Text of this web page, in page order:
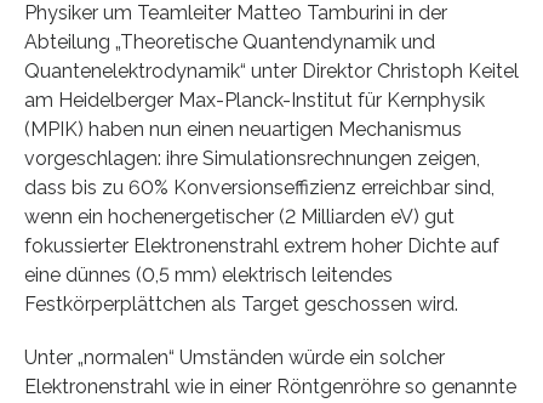
Physiker um Teamleiter Matteo Tamburini in der
Abteilung „Theoretische Quantendynamik und
Quantenelektrodynamik“ unter Direktor Christoph Keitel
am Heidelberger Max-Planck-Institut für Kernphysik
(MPIK) haben nun einen neuartigen Mechanismus
vorgeschlagen: ihre Simulationsrechnungen zeigen,
dass bis zu 60% Konversionseffizienz erreichbar sind,
wenn ein hochenergetischer (2 Milliarden eV) gut
fokussierter Elektronenstrahl extrem hoher Dichte auf
eine dünnes (0,5 mm) elektrisch leitendes
Festkörperplättchen als Target geschossen wird.
Unter „normalen“ Umständen würde ein solcher
Elektronenstrahl wie in einer Röntgenröhre so genannte